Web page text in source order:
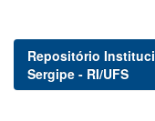
Repositório
Sergipe - RI/UFS